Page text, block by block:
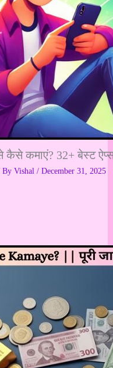
कमाएं? 32+ बेस्ट
Vishal / December 31, 2025